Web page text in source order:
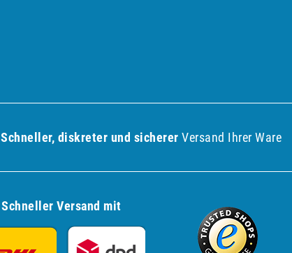
Schneller, diskreter und sicherer Versand Ihrer Ware
Schneller Versand mit